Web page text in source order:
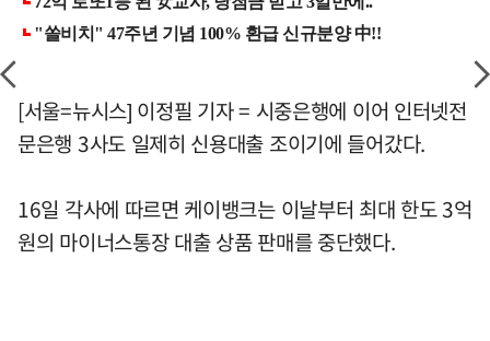
[서울=뉴시스] 이정필 기자 = 시중은행에 이어 인터넷전
문은행 3사도 일제히 신용대출 조이기에 들어갔다.
16일 각사에 따르면 케이뱅크는 이날부터 최대 한도 3억
원의 마이너스통장 대출 상품 판매를 중단했다.